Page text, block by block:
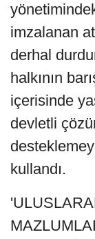
imzalanan
derhal
halkının
içerisinde
devletli
kullandı.